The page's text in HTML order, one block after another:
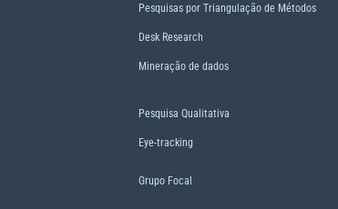
Pesquisas por Triangulação de Métodos
Desk Research
Mineração de dados
Pesquisa Qualitativa
Eye-tracking
Grupo Focal